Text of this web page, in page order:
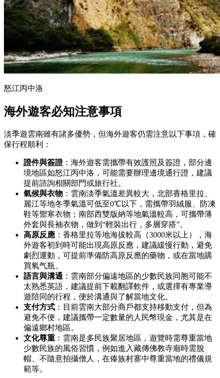
怒江丙中洛
海外遊客必知注意事項
淡季遊雲南雖有諸多優勢，但海外遊客仍需注意以下事項，確
保行程順利：
證件與簽證：海外遊客需攜帶有效護照及簽證，部分邊
境地區如怒江丙中洛，可能需要辦理邊境通行證，建議
提前諮詢相關部門或旅行社。
氣候與衣物 ：雲南淡季氣溫差異較大，北部香格里拉、
麗江等地冬季氣溫可低至0℃以下，需攜帶羽絨服、防凍
鞋等禦寒衣物；南部西雙版納等地氣溫較高，可攜帶薄
外套與長袖衣物，做到“輕裝出行，多層穿搭”。
高原反應 ：香格里拉等地海拔較高（3000米以上），海
外遊客初到時可能出現高原反應，建議緩慢行動，避免
劇烈運動，可提前準備防高原反應的藥物，或在當地購
買氧气瓶。
語言與溝通 ：雲南部分偏遠地區的少數民族同胞可能不
太熟悉英語，建議提前下載翻譯軟件，或選擇有專業導
遊陪同的行程，便於溝通與了解當地文化。
支付方式 ：目前雲南大部分商戶都支持移動支付，但為
避免不便，建議攜帶一定數量的人民幣現金，尤其是在
偏遠鄉村地區。
文化尊重 ：雲南是多民族聚居地區，遊覽時需尊重當地
少數民族的風俗習慣，例如進入藏傳佛教寺廟時需脫
帽、不隨意拍攝僧人，在傣族村寨中尊重當地的禮儀規
範等。